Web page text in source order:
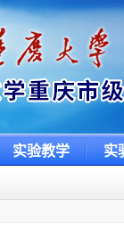
实验教学
实